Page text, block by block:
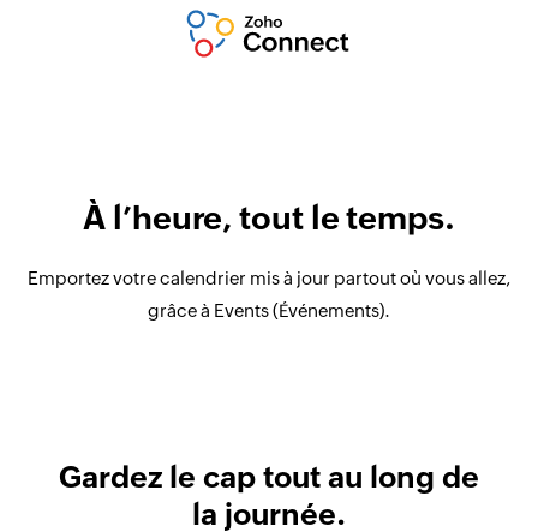
À l’heure, tout le temps.
Emportez votre calendrier mis à jour partout où vous allez,
grâce à Events (Événements).
Gardez le cap tout au long de
la journée.